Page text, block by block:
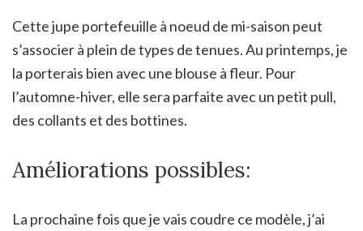
Cette jupe portefeuille à noeud de mi-saison peut
s’associer à plein de types de tenues. Au printemps, je
la porterais bien avec une blouse à fleur. Pour
l’automne-hiver, elle sera parfaite avec un petit pull,
des collants et des bottines.
Améliorations possibles:
La prochaine fois que je vais coudre ce modèle, j’ai